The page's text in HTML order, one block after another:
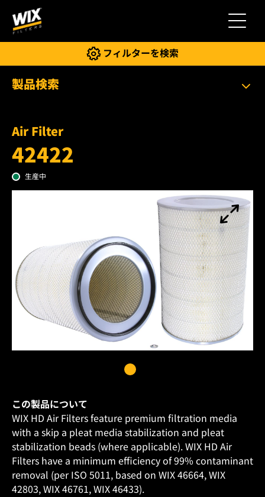
切り替え
フィルターを検索
製品検索
Air Filter
42422
生産中
この製品について
WIX HD Air Filters feature premium filtration media
with a skip a pleat media stabilization and pleat
stabilization beads (where applicable). WIX HD Air
Filters have a minimum efficiency of 99% contaminant
removal (per ISO 5011, based on WIX 46664, WIX
42803, WIX 46761, WIX 46433).